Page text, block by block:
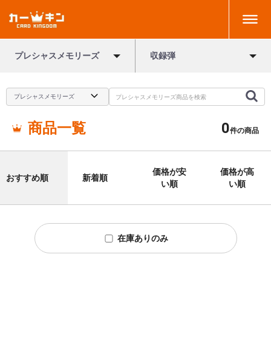
プレシャスメモリーズ 収録弾
商品一覧 0件の商品
おすすめ順 新着順
価格が安
い順
価格が高
い順
在庫ありのみ